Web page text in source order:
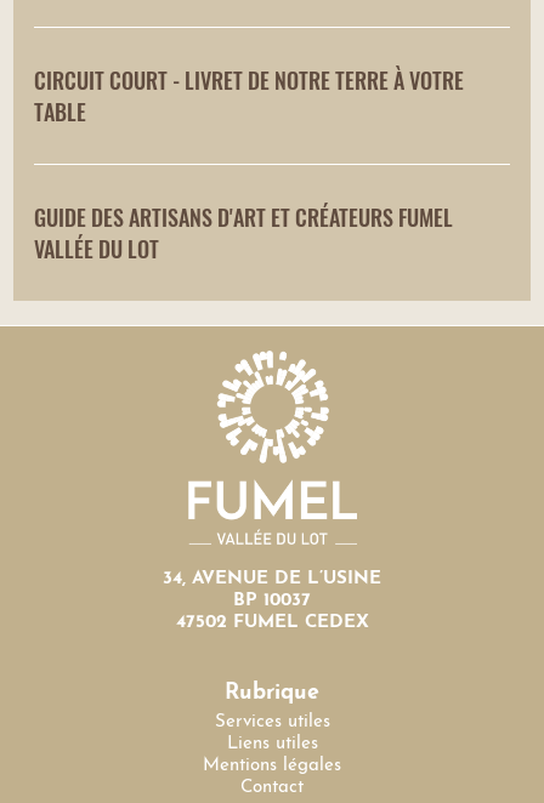
CIRCUIT COURT - LIVRET DE NOTRE TERRE À VOTRE
TABLE
GUIDE DES ARTISANS D'ART ET CRÉATEURS FUMEL
VALLÉE DU LOT
34, AVENUE DE L’USINE
BP 10037
47502 FUMEL CEDEX
Rubrique
Services utiles
Liens utiles
Mentions légales
Contact